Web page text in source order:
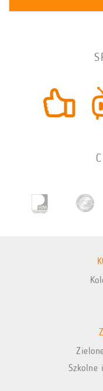
Szkolne